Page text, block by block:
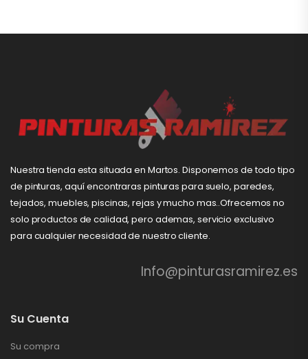
Nuestra tienda esta situada en Martos. Disponemos de todo tipo
de pinturas, aquí encontraras pinturas para suelo, paredes,
tejados, muebles, piscinas, rejas y mucho mas..Ofrecemos no
solo productos de calidad, pero ademas, servicio exclusivo
para cualquier necesidad de nuestro cliente.
Info@pinturasramirez.es
Su Cuenta
Su compra